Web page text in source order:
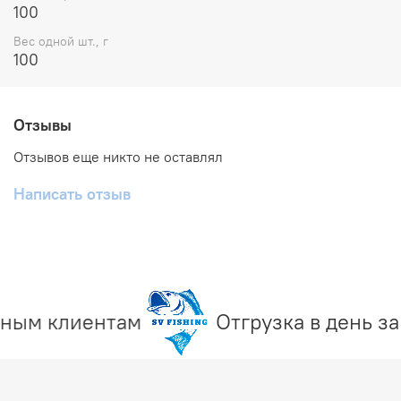
ловли форели и окуня, при медленной проводке, когда
никакие другие наживки не работают.
100
Вес одной шт., г
100
Отзывы
Отзывов еще никто не оставлял
Написать отзыв
клиентам Отгрузка в день